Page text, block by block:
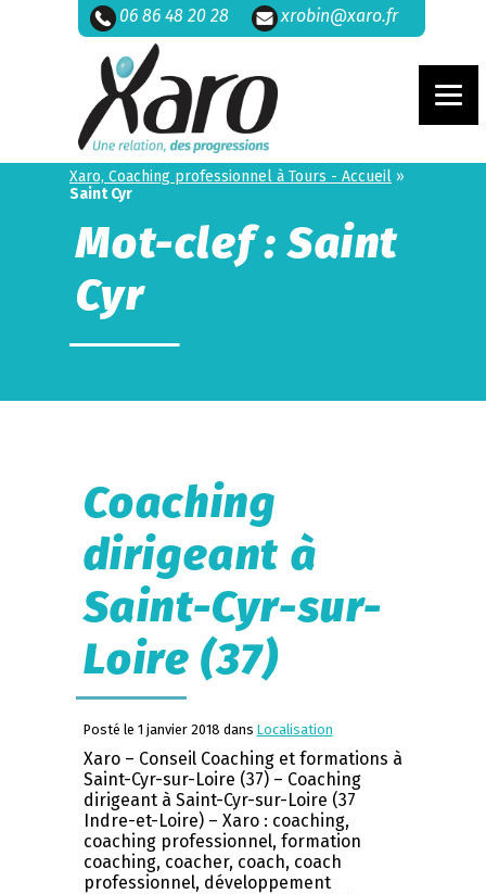
06 86 48 20 28 xrobin@xaro.fr
Xaro, Coaching professionnel à Tours - Accueil »
Saint Cyr
Mot-clef : Saint
Cyr
Coaching
dirigeant à
Saint-Cyr-sur-
Loire (37)
Posté le 1 janvier 2018 dans Localisation
Xaro – Conseil Coaching et formations à
Saint-Cyr-sur-Loire (37) – Coaching
dirigeant à Saint-Cyr-sur-Loire (37
Indre-et-Loire) – Xaro : coaching,
coaching professionnel, formation
coaching, coacher, coach, coach
professionnel, développement